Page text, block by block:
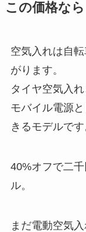
この価格な
空気入れは自
がります。
タイヤ空気入
モバイル電源
きるモデルです
40%オフで二
ル。
まだ電動空気